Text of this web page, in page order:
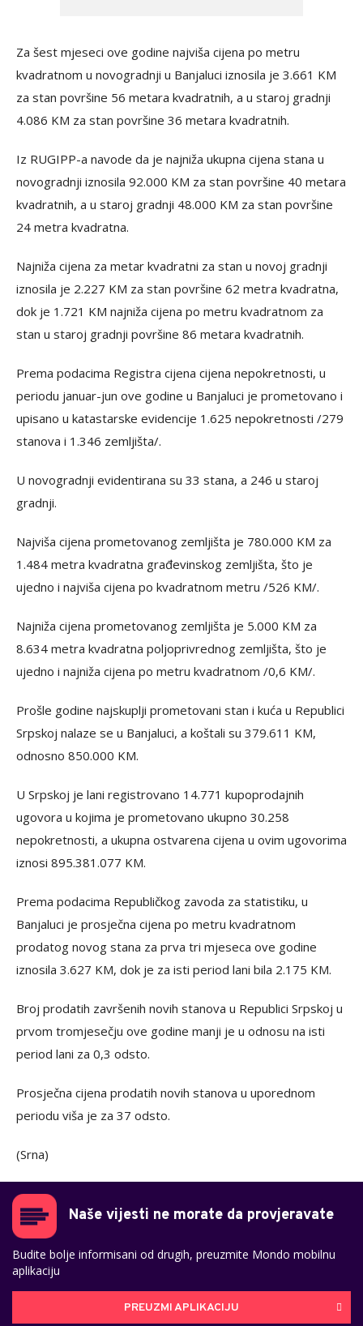
Za šest mjeseci ove godine najviša cijena po metru
kvadratnom u novogradnji u Banjaluci iznosila je 3.661 KM
za stan površine 56 metara kvadratnih, a u staroj gradnji
4.086 KM za stan površine 36 metara kvadratnih.
Iz RUGIPP-a navode da je najniža ukupna cijena stana u
novogradnji iznosila 92.000 KM za stan površine 40 metara
kvadratnih, a u staroj gradnji 48.000 KM za stan površine
24 metra kvadratna.
Najniža cijena za metar kvadratni za stan u novoj gradnji
iznosila je 2.227 KM za stan površine 62 metra kvadratna,
dok je 1.721 KM najniža cijena po metru kvadratnom za
stan u staroj gradnji površine 86 metara kvadratnih.
Prema podacima Registra cijena cijena nepokretnosti, u
periodu januar-jun ove godine u Banjaluci je prometovano i
upisano u katastarske evidencije 1.625 nepokretnosti /279
stanova i 1.346 zemljišta/.
U novogradnji evidentirana su 33 stana, a 246 u staroj
gradnji.
Najviša cijena prometovanog zemljišta je 780.000 KM za
1.484 metra kvadratna građevinskog zemljišta, što je
ujedno i najviša cijena po kvadratnom metru /526 KM/.
Najniža cijena prometovanog zemljišta je 5.000 KM za
8.634 metra kvadratna poljoprivrednog zemljišta, što je
ujedno i najniža cijena po metru kvadratnom /0,6 KM/.
Prošle godine najskuplji prometovani stan i kuća u Republici
Srpskoj nalaze se u Banjaluci, a koštali su 379.611 KM,
odnosno 850.000 KM.
U Srpskoj je lani registrovano 14.771 kupoprodajnih
ugovora u kojima je prometovano ukupno 30.258
nepokretnosti, a ukupna ostvarena cijena u ovim ugovorima
iznosi 895.381.077 KM.
Prema podacima Republičkog zavoda za statistiku, u
Banjaluci je prosječna cijena po metru kvadratnom
prodatog novog stana za prva tri mjeseca ove godine
iznosila 3.627 KM, dok je za isti period lani bila 2.175 KM.
Broj prodatih završenih novih stanova u Republici Srpskoj u
prvom tromjesečju ove godine manji je u odnosu na isti
period lani za 0,3 odsto.
Prosječna cijena prodatih novih stanova u uporednom
periodu viša je za 37 odsto.
(Srna)
Naše vijesti ne morate da provjeravate
Budite bolje informisani od drugih, preuzmite Mondo mobilnu
aplikaciju
PREUZMI APLIKACIJU